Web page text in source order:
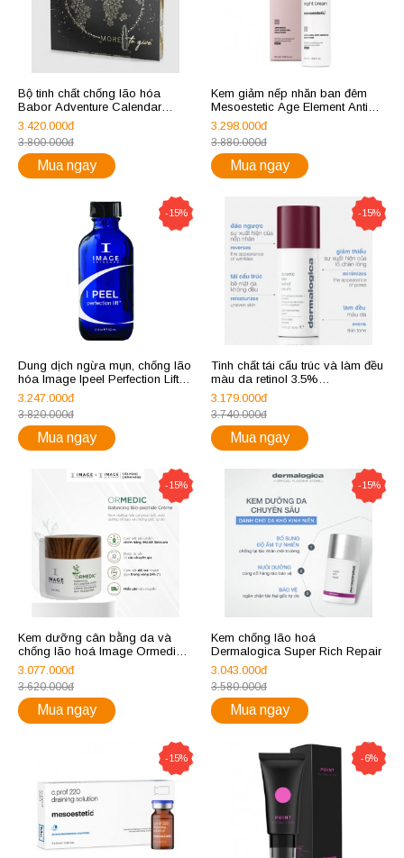
Bộ tinh chất chống lão hóa
Babor Adventure Calendar
Bambi Fluid
3.420.000đ
3.800.000đ
Mua ngay
Kem giảm nếp nhăn ban đêm
Mesoestetic Age Element Anti
Wrinkle Night Cream
3.298.000đ
3.880.000đ
Mua ngay
-15%
Dung dịch ngừa mụn, chống lão
hóa Image Ipeel Perfection Lift
59ml
3.247.000đ
3.820.000đ
Mua ngay
-15%
Tinh chất tái cấu trúc và làm đều
màu da retinol 3.5%
Dermalogica Age dynamic skin
retinol serum 30ml
3.179.000đ
3.740.000đ
Mua ngay
-15%
Kem dưỡng cân bằng da và
chống lão hoá Image Ormedic
Balancing Bio Pepetide Crème
57g
3.077.000đ
3.620.000đ
Mua ngay
-15%
Kem chống lão hoá
Dermalogica Super Rich Repair
3.043.000đ
3.580.000đ
Mua ngay
-15% -6%